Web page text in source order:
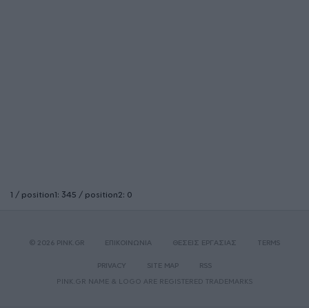
1 / position1: 345 / position2: 0
© 2026 PINK.GR ΕΠΙΚΟΙΝΩΝΙΑ ΘΕΣΕΙΣ ΕΡΓΑΣΙΑΣ TERMS
PRIVACY SITE MAP
RSS
PINK.GR NAME & LOGO ARE REGISTERED TRADEMARKS